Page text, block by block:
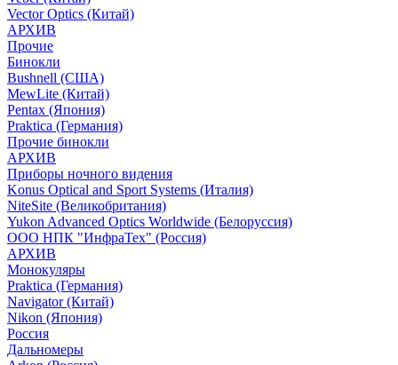
Vector Optics (Китай)
АРХИВ
Прочие
Бинокли
Bushnell (США)
MewLite (Китай)
Pentax (Япония)
Praktica (Германия)
Прочие бинокли
АРХИВ
Приборы ночного видения
Konus Optical and Sport Systems (Италия)
NiteSite (Великобритания)
Yukon Advanced Optics Worldwide (Белоруссия)
ООО НПК "ИнфраТех" (Россия)
АРХИВ
Монокуляры
Praktica (Германия)
Navigator (Китай)
Nikon (Япония)
Россия
Дальномеры